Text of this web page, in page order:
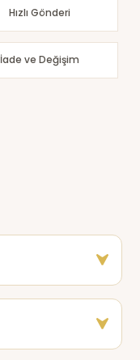
Hızlı Gönderi
İade ve Değişim